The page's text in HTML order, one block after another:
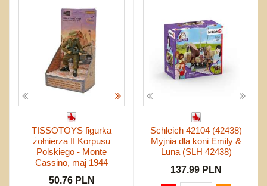
TISSOTOYS figurka
żołnierza II Korpusu
Polskiego - Monte
Cassino, maj 1944
50.76 PLN
Schleich 42104 (42438)
Myjnia dla koni Emily &
Luna (SLH 42438)
137.99 PLN